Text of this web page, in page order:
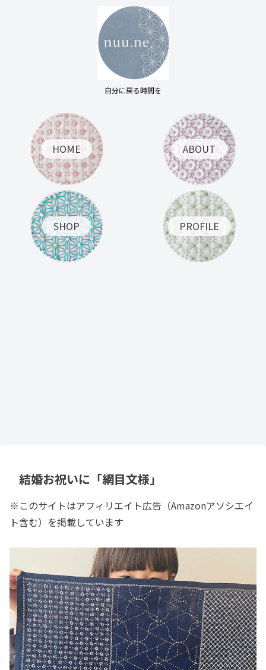
自分に戻る時間を
HOME ABOUT
SHOP PROFILE
結婚お祝いに「網目文様」
※このサイトはアフィリエイト広告（Amazonアソシエイ
ト含む）を掲載しています